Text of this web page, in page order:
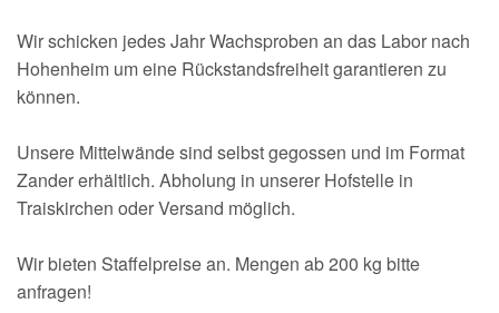
Wir schicken jedes Jahr Wachsproben an das Labor nach
Hohenheim um eine Rückstandsfreiheit garantieren zu
können.
Unsere Mittelwände sind selbst gegossen und im Format
Zander erhältlich. Abholung in unserer Hofstelle in
Traiskirchen oder Versand möglich.
Wir bieten Staffelpreise an. Mengen ab 200 kg bitte
anfragen!